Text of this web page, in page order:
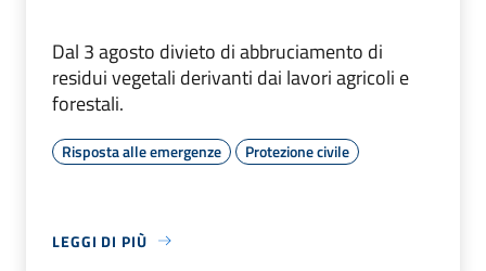
Dal 3 agosto divieto di abbruciamento di
residui vegetali derivanti dai lavori agricoli e
forestali.
Risposta alle emergenze Protezione civile
LEGGI DI PIÙ